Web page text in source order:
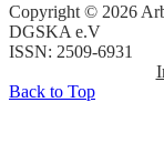
Copyright © 2026
DGSKA e.V
ISSN: 2509-6931
Back to Top